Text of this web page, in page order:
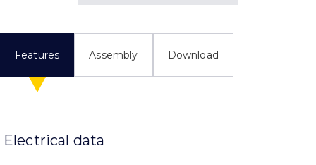
Features Assembly Download
Electrical data